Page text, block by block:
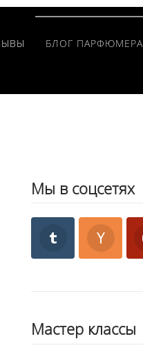
БЛОГ ПАРФЮМЕРА
Мы в соцсетях
Мастер классы